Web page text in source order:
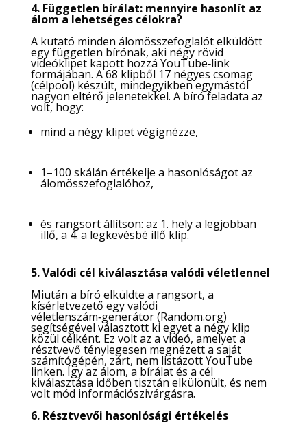
4. Független bírálat: mennyire hasonlít az
álom a lehetséges célokra?
A kutató minden álomösszefoglalót elküldött
egy független bírónak, aki négy rövid
videóklipet kapott hozzá YouTube‑link
formájában. A 68 klipből 17 négyes csomag
(célpool) készült, mindegyikben egymástól
nagyon eltérő jelenetekkel. A bíró feladata az
volt, hogy:
mind a négy klipet végignézze,
1–100 skálán értékelje a hasonlóságot az
álomösszefoglalóhoz,
és rangsort állítson: az 1. hely a legjobban
illő, a 4. a legkevésbé illő klip.
5. Valódi cél kiválasztása valódi véletlennel
Miután a bíró elküldte a rangsort, a
kísérletvezető egy valódi
véletlenszám‑generátor (Random.org)
segítségével választott ki egyet a négy klip
közül célként. Ez volt az a videó, amelyet a
résztvevő ténylegesen megnézett a saját
számítógépén, zárt, nem listázott YouTube
linken. Így az álom, a bírálat és a cél
kiválasztása időben tisztán elkülönült, és nem
volt mód információszivárgásra.
6. Résztvevői hasonlósági értékelés